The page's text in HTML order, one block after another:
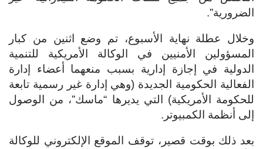
الضرورية”.
وخلال عطلة نهاية الأسبوع، تم وضع اثنين من كبار
المسؤولين الأمنيين في الوكالة الأمريكية للتنمية
الدولية في إجازة إدارية بسبب منعهما أعضاء إدارة
الفعالية الحكومية الجديدة (وهي إدارة غير رسمية تابعة
للحكومة الأمريكية) التي يديرها “ماسك”، من الوصول
إلى أنظمة الكمبيوتر.
بعد ذلك بوقت قصير، توقف الموقع الإلكتروني للوكالة